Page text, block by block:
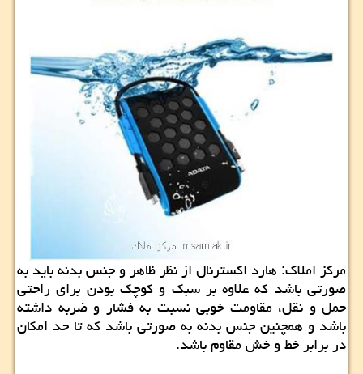
مركز املاك: هارد اكسترنال از نظر ظاهر و جنس بدنه باید به
صورتی باشد كه علاوه بر سبك و كوچك بودن برای راحتی
حمل و نقل، مقاومت خوبی نسبت به فشار و ضربه داشته
باشد و همچنین جنس بدنه به صورتی باشد كه تا حد امكان
در برابر خط و خش مقاوم باشد.